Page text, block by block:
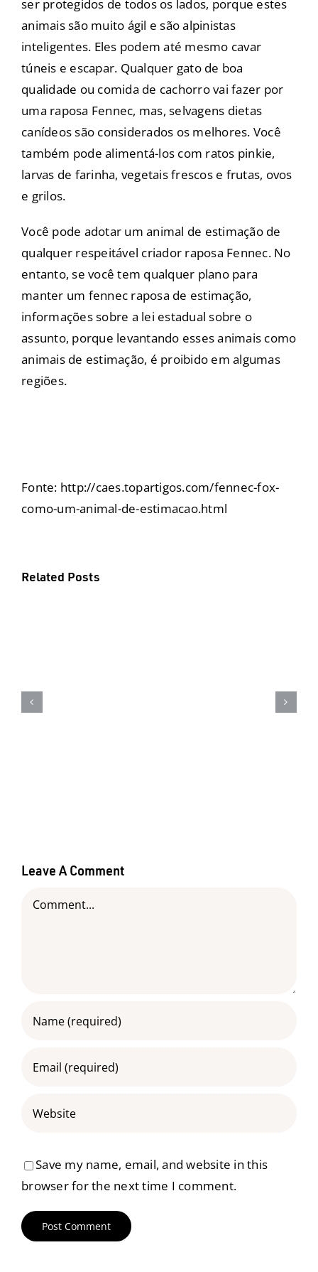
ser protegidos de todos os lados, porque estes
animais são muito ágil e são alpinistas
inteligentes. Eles podem até mesmo cavar
túneis e escapar. Qualquer gato de boa
qualidade ou comida de cachorro vai fazer por
uma raposa Fennec, mas, selvagens dietas
canídeos são considerados os melhores. Você
também pode alimentá-los com ratos pinkie,
larvas de farinha, vegetais frescos e frutas, ovos
e grilos.
Você pode adotar um animal de estimação de
qualquer respeitável criador raposa Fennec. No
entanto, se você tem qualquer plano para
manter um fennec raposa de estimação,
informações sobre a lei estadual sobre o
assunto, porque levantando esses animais como
animais de estimação, é proibido em algumas
regiões.
Fonte: http://caes.topartigos.com/fennec-fox-
como-um-animal-de-estimacao.html
Related Posts
Leave A Comment
Comment
Save my name, email, and website in this
browser for the next time I comment.